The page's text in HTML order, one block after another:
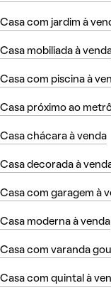
Casa com jardim à
Casa mobiliada à
Casa com piscina à
Casa próximo ao
Casa chácara à venda
Casa decorada à
Casa com garagem à
Casa moderna à venda
Casa com varanda
Casa com quintal à